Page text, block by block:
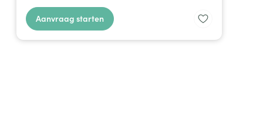
Aanvraag starten